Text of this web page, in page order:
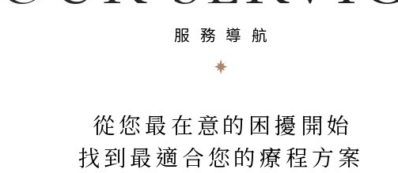
服務導航
從您最在意的困擾開始
找到最適合您的療程方案